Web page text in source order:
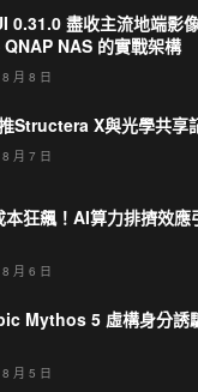
0.31.0 盡收主流地端影
NAS 的實戰架構
月 8 日
Structera X與光學共享
月 7 日
本狂飆！AI算力排擠效應
月 6 日
Mythos 5 虛構身分誘
月 5 日